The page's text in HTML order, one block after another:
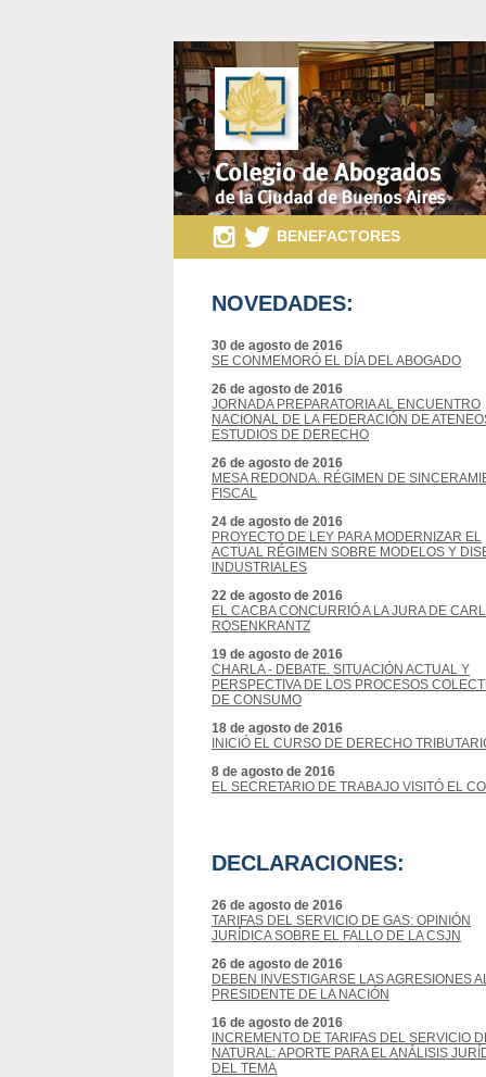
BENEFACTORES
NOVEDADES:
30 de agosto de 2016
SE CONMEMORÓ EL DÍA DEL ABOGADO
26 de agosto de 2016
JORNADA PREPARATORIA AL ENCUENTRO
NACIONAL DE LA FEDERACIÓN DE
ESTUDIOS DE DERECHO
26 de agosto de 2016
MESA REDONDA. RÉGIMEN DE
FISCAL
24 de agosto de 2016
PROYECTO DE LEY PARA MODERNIZAR EL
ACTUAL RÉGIMEN SOBRE MODELOS Y
INDUSTRIALES
22 de agosto de 2016
EL CACBA CONCURRIÓ A LA JURA DE
ROSENKRANTZ
19 de agosto de 2016
CHARLA - DEBATE. SITUACIÓN ACTUAL Y
PERSPECTIVA DE LOS PROCESOS
DE CONSUMO
18 de agosto de 2016
INICIÓ EL CURSO DE DERECHO
8 de agosto de 2016
EL SECRETARIO DE TRABAJO VISITÓ EL
DECLARACIONES:
26 de agosto de 2016
TARIFAS DEL SERVICIO DE GAS: OPINIÓN
JURÍDICA SOBRE EL FALLO DE LA CSJN
26 de agosto de 2016
DEBEN INVESTIGARSE LAS AGRESIONES
PRESIDENTE DE LA NACIÓN
16 de agosto de 2016
INCREMENTO DE TARIFAS DEL SERVICIO
NATURAL: APORTE PARA EL ANÁLISIS
DEL TEMA